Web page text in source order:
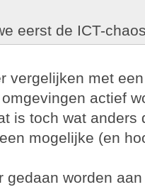
eerst de ICT-
vergelijken met
actief
is toch wat anders
mogelijke (en
gedaan worden